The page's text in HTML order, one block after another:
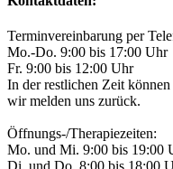
Terminvereinbarung per
Mo.-Do. 9:00 bis 17:00 Uhr
Fr. 9:00 bis 12:00 Uhr
In der restlichen Zeit
wir melden uns zurück.
Öffnungs-/Therapiezeiten:
Mo. und Mi. 9:00 bis 19:00
Di. und Do. 8:00 bis 18:00